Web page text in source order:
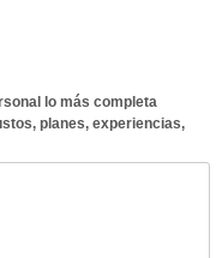
lo más completa
planes, experiencias,